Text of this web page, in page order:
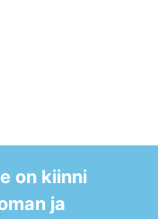
on kiinni
ja